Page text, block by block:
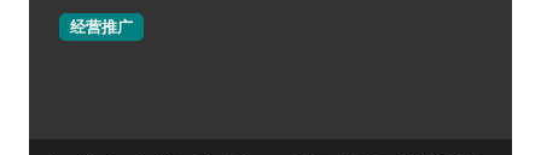
经营推广